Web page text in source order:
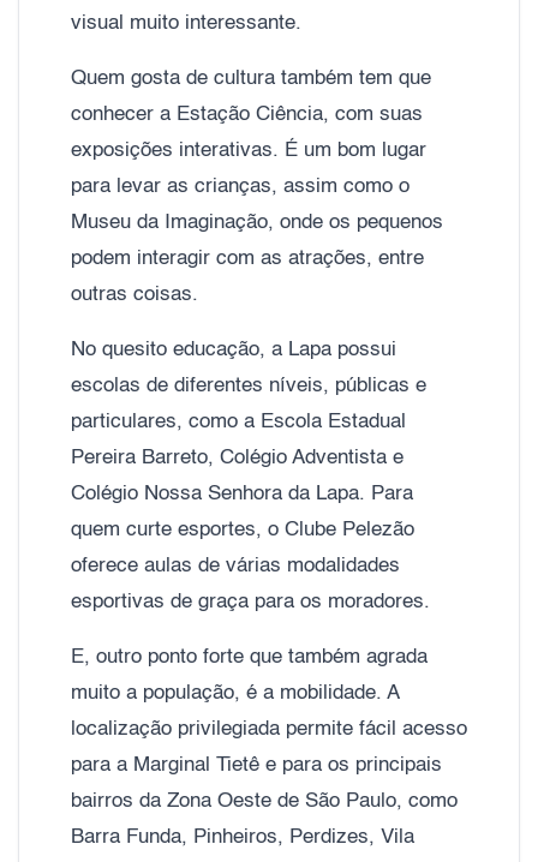
visual muito interessante.
Quem gosta de cultura também tem que
conhecer a Estação Ciência, com suas
exposições interativas. É um bom lugar
para levar as crianças, assim como o
Museu da Imaginação, onde os pequenos
podem interagir com as atrações, entre
outras coisas.
No quesito educação, a Lapa possui
escolas de diferentes níveis, públicas e
particulares, como a Escola Estadual
Pereira Barreto, Colégio Adventista e
Colégio Nossa Senhora da Lapa. Para
quem curte esportes, o Clube Pelezão
oferece aulas de várias modalidades
esportivas de graça para os moradores.
E, outro ponto forte que também agrada
muito a população, é a mobilidade. A
localização privilegiada permite fácil acesso
para a Marginal Tietê e para os principais
bairros da Zona Oeste de São Paulo, como
Barra Funda, Pinheiros, Perdizes, Vila